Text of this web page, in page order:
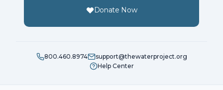
Donate Now
800.460.8974
support@thewaterproject.org
Help Center